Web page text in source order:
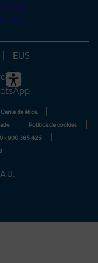
EUS
Canle de ética
Política de cookies
- 900 385 425